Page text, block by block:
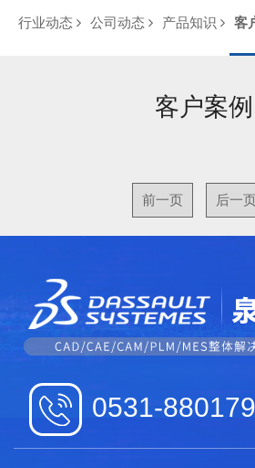
行业动态 公司动态 产品知识 客
客户案例
前一页 后一页
0531-